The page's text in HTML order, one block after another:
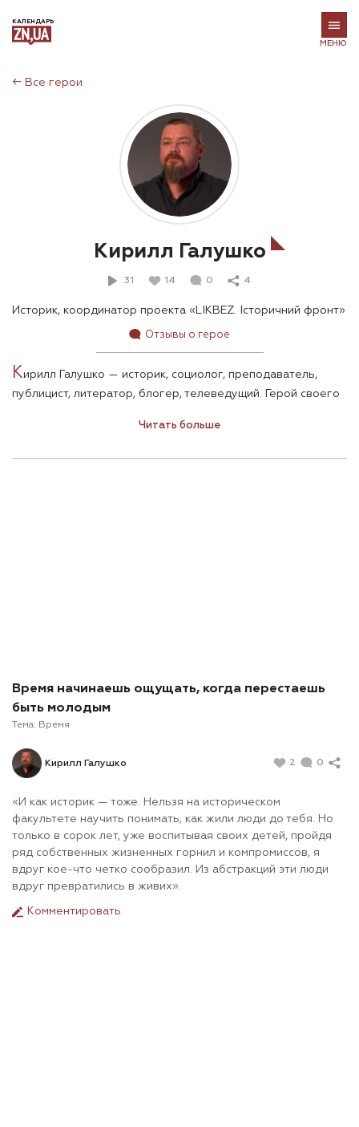
КАЛЕНДАРЬ
МЕНЮ
← Все герои
Кирилл Галушко
31 14 0 4
Историк, координатор проекта «LIKBEZ. Історичний фронт»
Отзывы о герое
Кирилл Галушко — историк, социолог, преподаватель,
публицист, литератор, блогер, телеведущий. Герой своего
Читать больше
Время начинаешь ощущать, когда перестаешь
быть молодым
Тема: Время
Кирилл Галушко 2 0
«И как историк — тоже. Нельзя на историческом
факультете научить понимать, как жили люди до тебя. Но
только в сорок лет, уже воспитывая своих детей, пройдя
ряд собственных жизненных горнил и компромиссов, я
вдруг кое-что четко сообразил. Из абстракций эти люди
вдруг превратились в живих».
Комментировать